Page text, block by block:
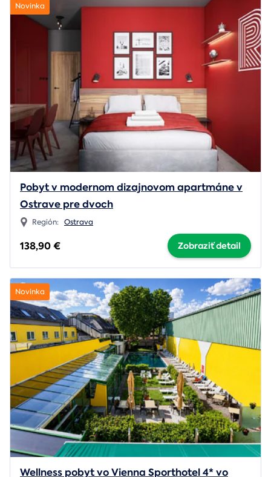
Novinka
Pobyt v modernom dizajnovom apartmáne v
Ostrave pre dvoch
Región: Ostrava
138,90 € Zobraziť detail
Novinka
Wellness pobyt vo Vienna Sporthotel 4* vo